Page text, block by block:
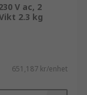
V ac, 2
2.3 kg
651,187 kr/enhet